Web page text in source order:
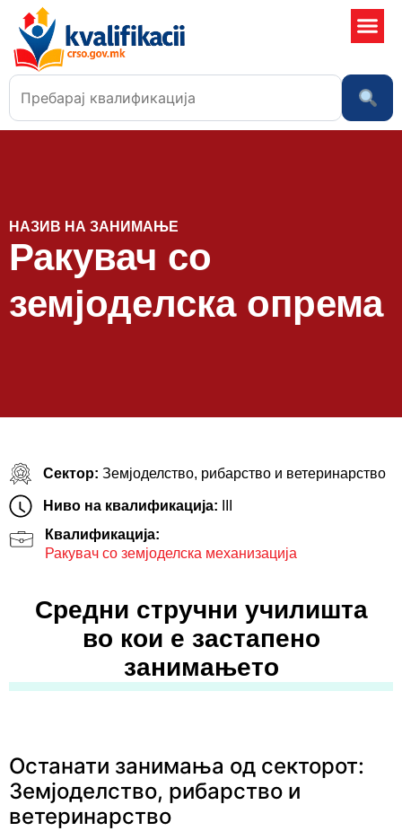
НАЗИВ НА ЗАНИМАЊЕ
Ракувач со
земјоделска опрема
Сектор: Земјоделство, рибарство и ветеринарство
Ниво на квалификација:
Квалификација:
Ракувач со земјоделска механизација
Средни стручни училишта
во кои е застапено
занимањето
Останати занимања од секторот:
Земјоделство, рибарство и
ветеринарство